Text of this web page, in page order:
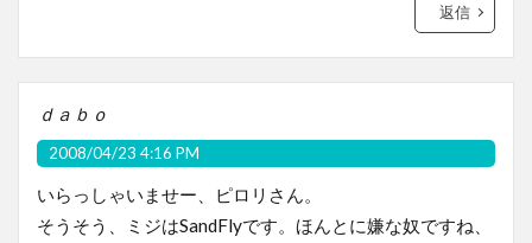
返信
ｄａｂｏ
2008/04/23 4:16 PM
いらっしゃいませー、ピロリさん。
そうそう、ミジはSandFlyです。ほんとに嫌な奴ですね、